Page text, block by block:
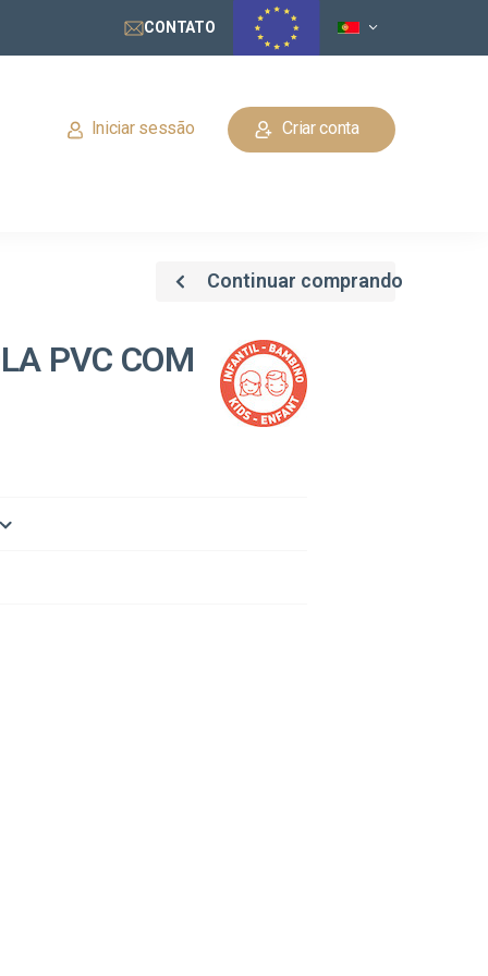
CONTATO
Iniciar sessão Criar conta
Continuar comprando
PVC COM